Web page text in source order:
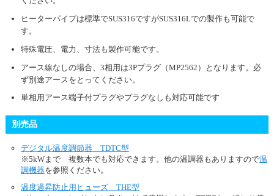
ヒーターパイプは標準でSUS316ですがSUS316Lでの製作も可能で
す。
特殊電圧、電力、寸法も製作可能です。
アース線なしの場合、3相用は3Pプラグ（MP2562）となります。必
ず別途アースをとってください。
単相用アース端子付プラグやプラグなしも対応可能です
別売品
デジタル温度調節器 TDTC型
※5kWまで 複数本でも対応できます。他の温調器もありますので温
調機器を参照ください。
温度過昇防止用ヒューズ THE型